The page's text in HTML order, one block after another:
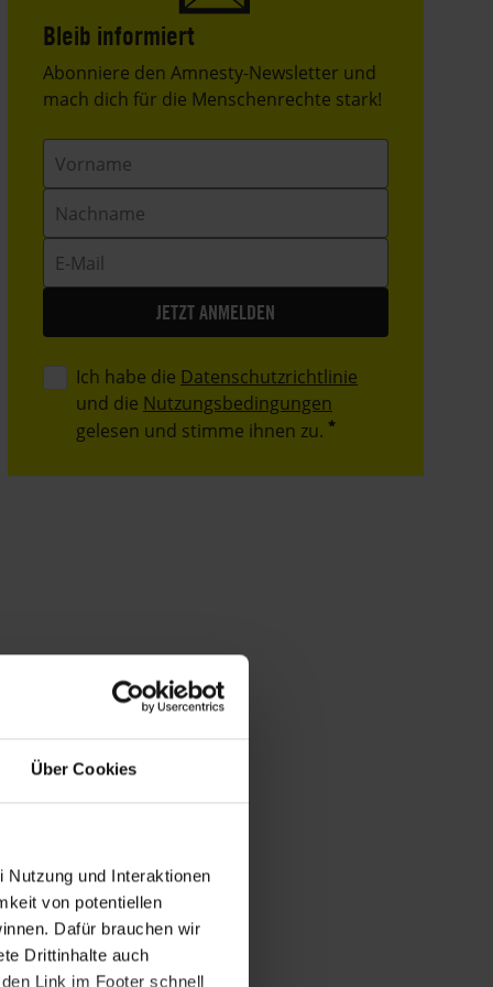
Über Cookies
Nutzung und Interaktionen
von potentiellen
Dafür brauchen wir
Drittinhalte auch
Link im Footer schnell
Bleib informiert
Header
Text
Abonniere den Amnesty-Newsletter und
mach dich für die Menschenrechte stark!
Mail
Ich habe die Datenschutzrichtlinie
und die Nutzungsbedingungen
gelesen und stimme ihnen zu.